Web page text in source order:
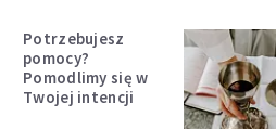
Potrzebujesz
pomocy?
Pomodlimy się w
Twojej intencji